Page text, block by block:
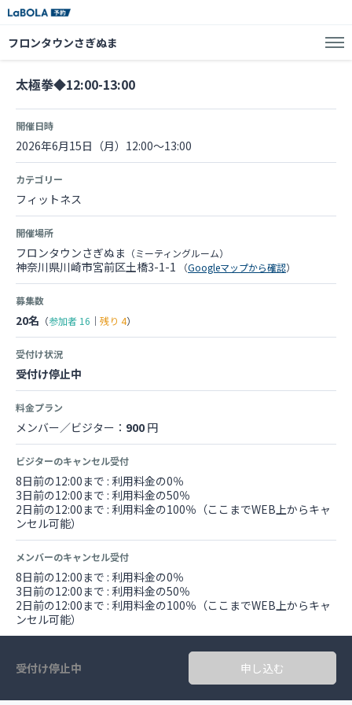
フロンタウンさぎぬま
太極拳◆12:00-13:00
開催日時
2026年6月15日（月）12:00～13:00
カテゴリー
フィットネス
開催場所
フロンタウンさぎぬま （ミーティングルーム）
神奈川県川崎市宮前区土橋3-1-1 （Googleマップから確認）
募集数
20名 （参加者 16 ｜ 残り 4）
受付け状況
受付け停止中
料金プラン
メンバー／ビジター： 900 円
ビジターのキャンセル受付
8日前の12:00まで : 利用料金の0％
3日前の12:00まで : 利用料金の50％
2日前の12:00まで : 利用料金の100％（ここまでWEB上からキャ
ンセル可能）
メンバーのキャンセル受付
8日前の12:00まで : 利用料金の0％
3日前の12:00まで : 利用料金の50％
2日前の12:00まで : 利用料金の100％（ここまでWEB上からキャ
ンセル可能）
受付け停止中 申し込む